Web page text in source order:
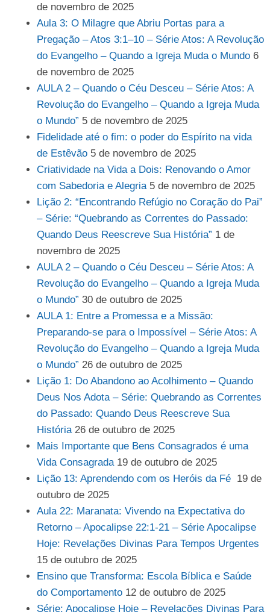
de novembro de 2025
Aula 3: O Milagre que Abriu Portas para a
Pregação – Atos 3:1–10 – Série Atos: A Revolução
do Evangelho – Quando a Igreja Muda o Mundo 6
de novembro de 2025
AULA 2 – Quando o Céu Desceu – Série Atos: A
Revolução do Evangelho – Quando a Igreja Muda
o Mundo” 5 de novembro de 2025
Fidelidade até o fim: o poder do Espírito na vida
de Estêvão 5 de novembro de 2025
Criatividade na Vida a Dois: Renovando o Amor
com Sabedoria e Alegria 5 de novembro de 2025
Lição 2: “Encontrando Refúgio no Coração do Pai”
– Série: “Quebrando as Correntes do Passado:
Quando Deus Reescreve Sua História” 1 de
novembro de 2025
AULA 2 – Quando o Céu Desceu – Série Atos: A
Revolução do Evangelho – Quando a Igreja Muda
o Mundo” 30 de outubro de 2025
AULA 1: Entre a Promessa e a Missão:
Preparando-se para o Impossível – Série Atos: A
Revolução do Evangelho – Quando a Igreja Muda
o Mundo” 26 de outubro de 2025
Lição 1: Do Abandono ao Acolhimento – Quando
Deus Nos Adota – Série: Quebrando as Correntes
do Passado: Quando Deus Reescreve Sua
História 26 de outubro de 2025
Mais Importante que Bens Consagrados é uma
Vida Consagrada 19 de outubro de 2025
Lição 13: Aprendendo com os Heróis da Fé 19 de
outubro de 2025
Aula 22: Maranata: Vivendo na Expectativa do
Retorno – Apocalipse 22:1-21 – Série Apocalipse
Hoje: Revelações Divinas Para Tempos Urgentes
15 de outubro de 2025
Ensino que Transforma: Escola Bíblica e Saúde
do Comportamento 12 de outubro de 2025
Série: Apocalipse Hoje – Revelações Divinas Para